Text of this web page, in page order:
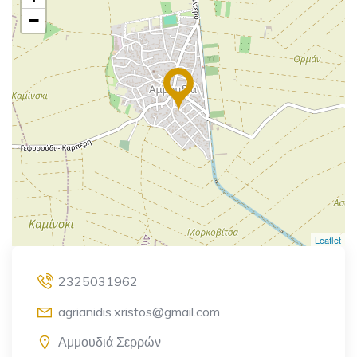
−
Leaflet
2325031962
agrianidis.xristos@gmail.com
Αμμουδιά Σερρών